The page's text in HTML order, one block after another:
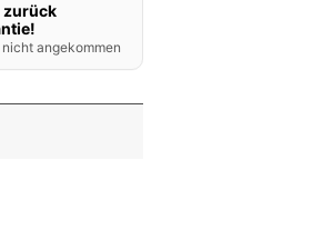
zurück
angekommen